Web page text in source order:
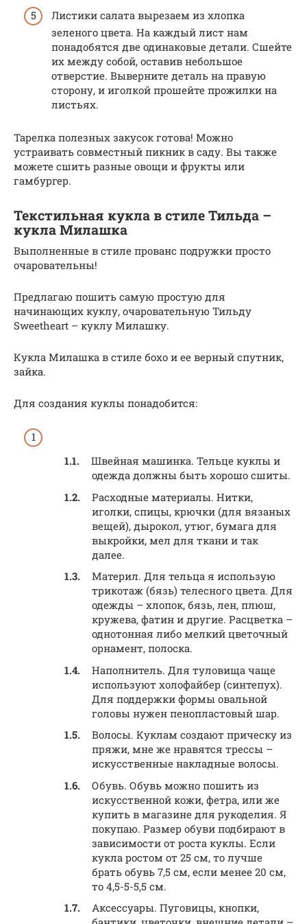
Листики салата вырезаем из хлопка
зеленого цвета. На каждый лист нам
понадобятся две одинаковые детали. Сшейте
их между собой, оставив небольшое
отверстие. Выверните деталь на правую
сторону, и иголкой прошейте прожилки на
листьях.
Тарелка полезных закусок готова! Можно
устраивать совместный пикник в саду. Вы также
можете сшить разные овощи и фрукты или
гамбургер.
Текстильная кукла в стиле Тильда –
кукла Милашка
Выполненные в стиле прованс подружки просто
очаровательны!
Предлагаю пошить самую простую для
начинающих куклу, очаровательную Тильду
Sweetheart – куклу Милашку.
Кукла Милашка в стиле бохо и ее верный спутник,
зайка.
Для создания куклы понадобится:
Швейная машинка. Тельце куклы и
одежда должны быть хорошо сшиты.
Расходные материалы. Нитки,
иголки, спицы, крючки (для вязаных
вещей), дырокол, утюг, бумага для
выкройки, мел для ткани и так
далее.
Материл. Для тельца я использую
трикотаж (бязь) телесного цвета. Для
одежды – хлопок, бязь, лен, плюш,
кружева, фатин и другие. Расцветка –
однотонная либо мелкий цветочный
орнамент, полоска.
Наполнитель. Для туловища чаще
используют холофайбер (синтепух).
Для поддержки формы овальной
головы нужен пенопластовый шар.
Волосы. Куклам создают прическу из
пряжи, мне же нравятся трессы –
искусственные накладные волосы.
Обувь. Обувь можно пошить из
искусственной кожи, фетра, или же
купить в магазине для рукоделия. Я
покупаю. Размер обуви подбирают в
зависимости от роста куклы. Если
кукла ростом от 25 см, то лучше
брать обувь 7,5 см, если менее 20 см,
то 4,5-5-5,5 см.
Аксессуары. Пуговицы, кнопки,